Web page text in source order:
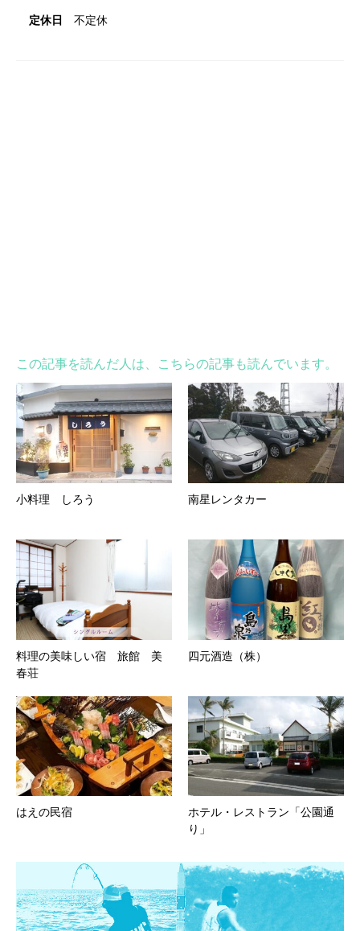
定休日 不定休
この記事を読んだ人は、こちらの記事も読んでいます。
小料理 しろう 南星レンタカー
料理の美味しい宿 旅館 美
春荘
四元酒造（株）
はえの民宿
ホテル・レストラン「公園通
り」